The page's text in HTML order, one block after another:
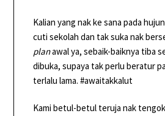
Kalian yang nak ke sana pada
cuti sekolah dan tak suka nak
planawal ya, sebaik-baiknya tiba
dibuka, supaya tak perlu beratur
terlalu lama. #awaitakkalut
Kami betul-betul teruja nak